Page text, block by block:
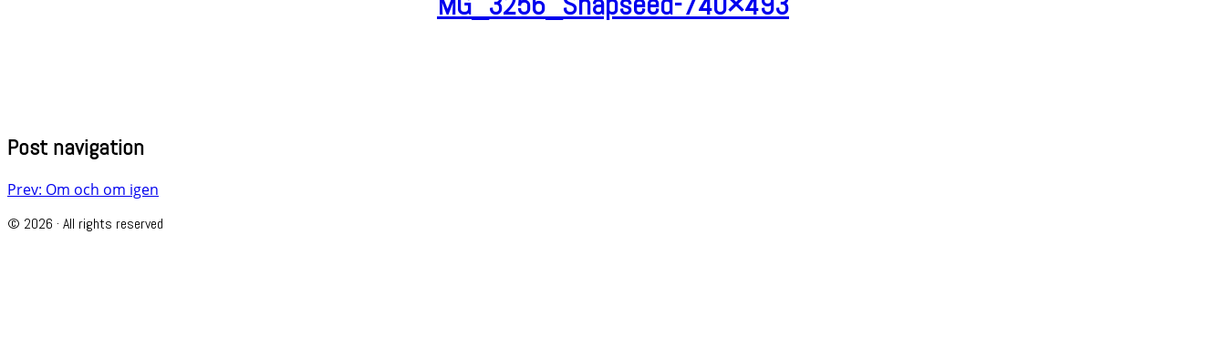
Post navigation
Prev: Om och om igen
© 2026 · All rights reserved